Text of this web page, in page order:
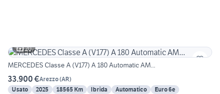
20
MERCEDES Classe A (V177) A 180 Automatic AM...
33.900 €Arezzo(AR)
Usato
2025 18565 Km Ibrida Automatico
Euro 6e